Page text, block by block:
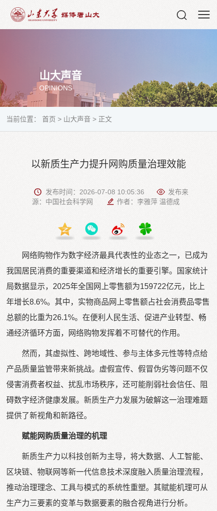
山大声音
OPINIONS
当前位置：首页 > 山大声音 > 正文
以新质生产力提升网购质量治理效能
发布时间：2026-07-08 10:05:36
发布来
源：中国社会科学网
作者：李雅萍 温德成
网络购物作为数字经济最具代表性的业态之一，已成为
我国居民消费的重要渠道和经济增长的重要引擎。国家统计
局数据显示，2025年全国网上零售额为159722亿元，比上
年增长8.6%。其中，实物商品网上零售额占社会消费品零售
总额的比重为26.1%。在便利人民生活、促进产业转型、畅
通经济循环方面，网络购物发挥着不可替代的作用。
然而，其虚拟性、跨地域性、参与主体多元性等特点给
产品质量监管带来新挑战。虚假宣传、假冒伪劣等问题不仅
侵害消费者权益、扰乱市场秩序，还可能削弱社会信任、阻
碍数字经济健康发展。新质生产力发展为破解这一治理难题
提供了新视角和新路径。
赋能网购质量治理的机理
新质生产力以科技创新为主导，将大数据、人工智能、
区块链、物联网等新一代信息技术深度融入质量治理流程，
推动治理理念、工具与模式的系统性重塑。其赋能机理可从
生产力三要素的变革与数据要素的融合视角进行分析。